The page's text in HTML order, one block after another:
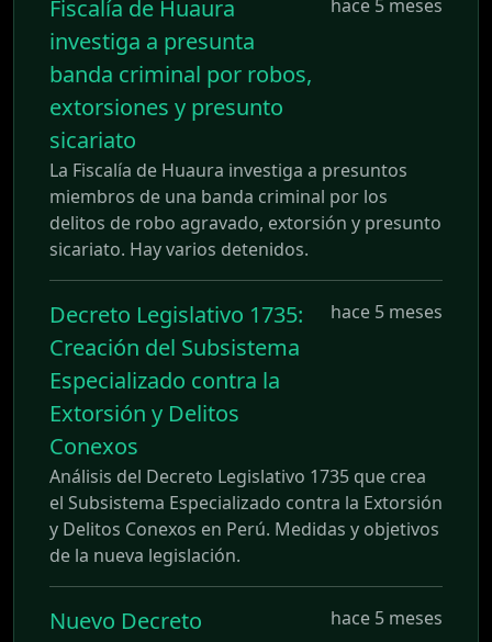
Fiscalía de Huaura
investiga a presunta
banda criminal por robos,
extorsiones y presunto
sicariato
hace 5 meses
La Fiscalía de Huaura investiga a presuntos
miembros de una banda criminal por los
delitos de robo agravado, extorsión y presunto
sicariato. Hay varios detenidos.
Decreto Legislativo 1735:
Creación del Subsistema
Especializado contra la
Extorsión y Delitos
Conexos
hace 5 meses
Análisis del Decreto Legislativo 1735 que crea
el Subsistema Especializado contra la Extorsión
y Delitos Conexos en Perú. Medidas y objetivos
de la nueva legislación.
Nuevo Decreto
hace 5 meses